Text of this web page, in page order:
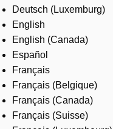
Contact us
Careers
Deutsch (Luxemburg)
English
English (Canada)
Español
Français
Français (Belgique)
Français (Canada)
Français (Suisse)